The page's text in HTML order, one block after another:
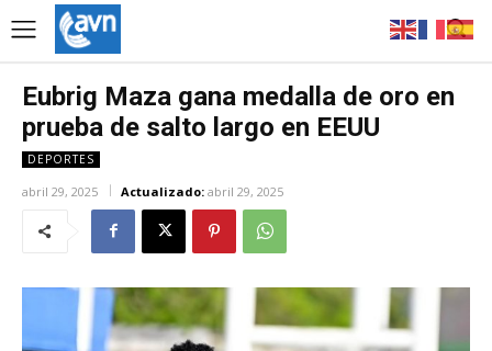
Eubrig Maza gana medalla de oro en
prueba de salto largo en EEUU
DEPORTES
abril 29, 2025 Actualizado: abril 29, 2025